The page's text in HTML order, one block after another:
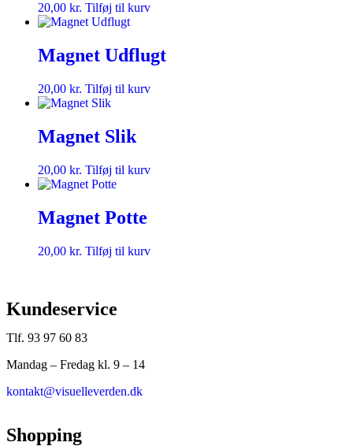
20,00 kr. Tilføj til kurv
Magnet Udflugt
20,00 kr. Tilføj til kurv
Magnet Slik
20,00 kr. Tilføj til kurv
Magnet Potte
20,00 kr. Tilføj til kurv
Kundeservice
Tlf. 93 97 60 83
Mandag – Fredag kl. 9 – 14
kontakt@visuelleverden.dk
Shopping